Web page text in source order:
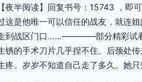
夜半阅读】回复书号：15743 ，即
是他唯一可以信任的战友，就连
走到战区门口……————部分精彩
的手术刀片几乎捏不住。后颈处
。岁岁不知道自己走了多久。她